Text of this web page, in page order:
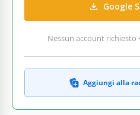
Google
Nessun account richiesto
Aggiungi alla